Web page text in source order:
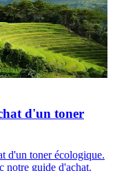
d'un toner
d'un toner écologique.
notre guide d'achat.